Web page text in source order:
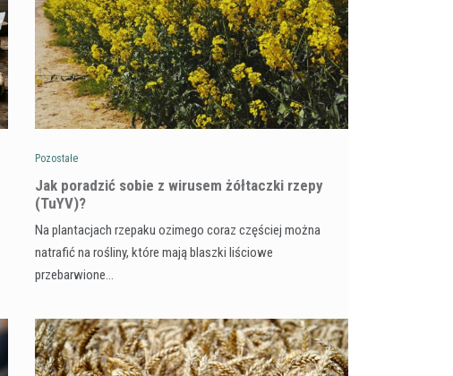
Pozostałe
​Jak poradzić sobie z wirusem żółtaczki rzepy
(TuYV)?
Na plantacjach rzepaku ozimego coraz częściej można
natrafić na rośliny, które mają blaszki liściowe
przebarwione…